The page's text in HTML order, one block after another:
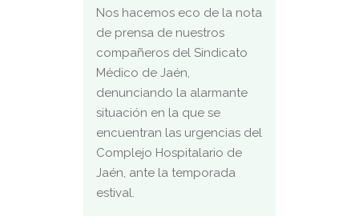
Nos hacemos eco de la nota
de prensa de nuestros
compañeros del Sindicato
Médico de Jaén,
denunciando la alarmante
situación en la que se
encuentran las urgencias del
Complejo Hospitalario de
Jaén, ante la temporada
estival.